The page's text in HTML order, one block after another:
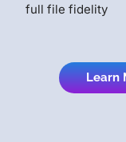
full file fidelity
Learn